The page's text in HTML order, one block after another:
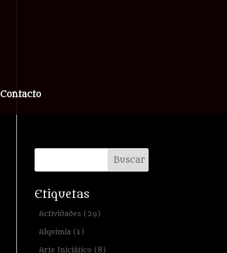
Contacto
Etiquetas
Actividades (29)
Alquimia (1)
Arte Iniciático (8)